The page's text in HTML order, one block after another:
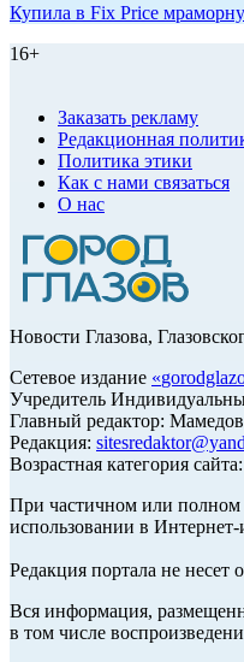
Купила в Fix Price
16+
Заказать рекламу
Редакционная
Политика этики
Как с нами связаться
О нас
Новости Глазова,
Сетевое издание «
Учредитель
Главный редактор:
Редакция:
Возрастная категория
При частичном или полном
использовании в
Редакция портала не несет
Вся информация,
в том числе